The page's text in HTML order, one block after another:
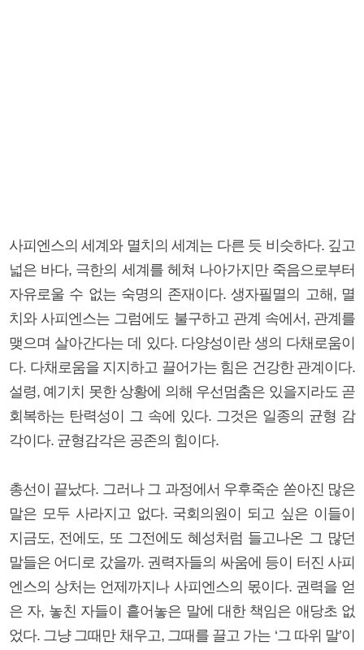
사피엔스의 세계와 멸치의 세계는 다른 듯 비슷하다. 깊고
넓은 바다, 극한의 세계를 헤쳐 나아가지만 죽음으로부터
자유로울 수 없는 숙명의 존재이다. 생자필멸의 고해, 멸
치와 사피엔스는 그럼에도 불구하고 관계 속에서, 관계를
맺으며 살아간다는 데 있다. 다양성이란 생의 다채로움이
다. 다채로움을 지지하고 끌어가는 힘은 건강한 관계이다.
설령, 예기치 못한 상황에 의해 우선멈춤은 있을지라도 곧
회복하는 탄력성이 그 속에 있다. 그것은 일종의 균형 감
각이다. 균형감각은 공존의 힘이다.
총선이 끝났다. 그러나 그 과정에서 우후죽순 쏟아진 많은
말은 모두 사라지고 없다. 국회의원이 되고 싶은 이들이
지금도, 전에도, 또 그전에도 혜성처럼 들고나온 그 많던
말들은 어디로 갔을까. 권력자들의 싸움에 등이 터진 사피
엔스의 상처는 언제까지나 사피엔스의 몫이다. 권력을 얻
은 자, 놓친 자들이 흩어놓은 말에 대한 책임은 애당초 없
었다. 그냥 그때만 채우고, 그때를 끌고 가는 ‘그 따위 말’이